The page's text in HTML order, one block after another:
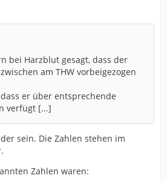
bei Harzblut gesagt, dass der
am THW vorbeigezogen
er über entsprechende
verfügt [...]
sein. Die Zahlen stehen im
Zahlen waren: